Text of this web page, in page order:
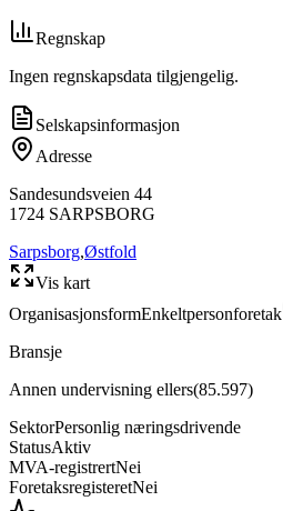
Regnskap
Ingen regnskapsdata tilgjengelig.
Selskapsinformasjon
Adresse
Sandesundsveien 44
1724 SARPSBORG
Sarpsborg,Østfold
Vis kart
OrganisasjonsformEnkeltpersonforetak
Bransje
Annen undervisning ellers(85.597)
SektorPersonlig næringsdrivende
StatusAktiv
MVA-registrertNei
ForetaksregisteretNei